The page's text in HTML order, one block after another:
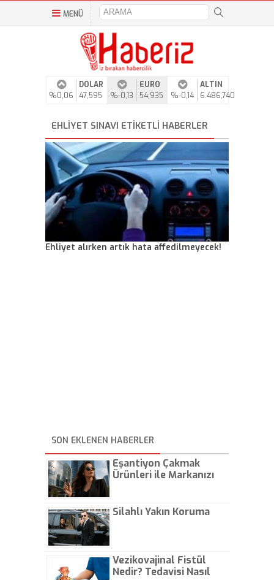
MENÜ
%0,06
DOLAR
47,595
%-0,13
EURO
54,935
%-0,14
ALTIN
6.486,740
EHLIYET SINAVI ETIKETLI HABERLER
Ehliyet alırken artık hata affedilmeyecek!
SON EKLENEN HABERLER
Eşantiyon Çakmak
Ürünleri ile Markanızı
Silahlı Yakın Koruma
Vezikovajinal Fistül
Nedir? Tedavisi Nasıl